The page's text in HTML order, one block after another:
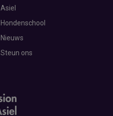
Asiel
Hondenschool
Nieuws
Steun ons